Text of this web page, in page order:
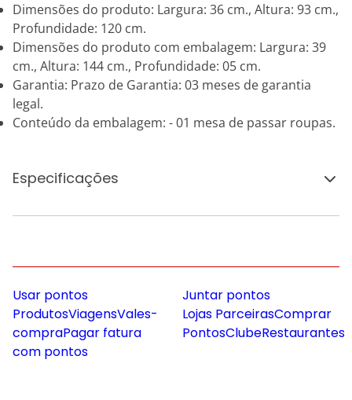
Dimensões do produto: Largura: 36 cm., Altura: 93 cm.,
Profundidade: 120 cm.
Dimensões do produto com embalagem: Largura: 39
cm., Altura: 144 cm., Profundidade: 05 cm.
Garantia: Prazo de Garantia: 03 meses de garantia
legal.
Conteúdo da embalagem: - 01 mesa de passar roupas.
Especificações
Usar pontos
ProdutosViagensVales-
compraPagar fatura
com pontos
Juntar pontos
Lojas ParceirasComprar
PontosClubeRestaurantes